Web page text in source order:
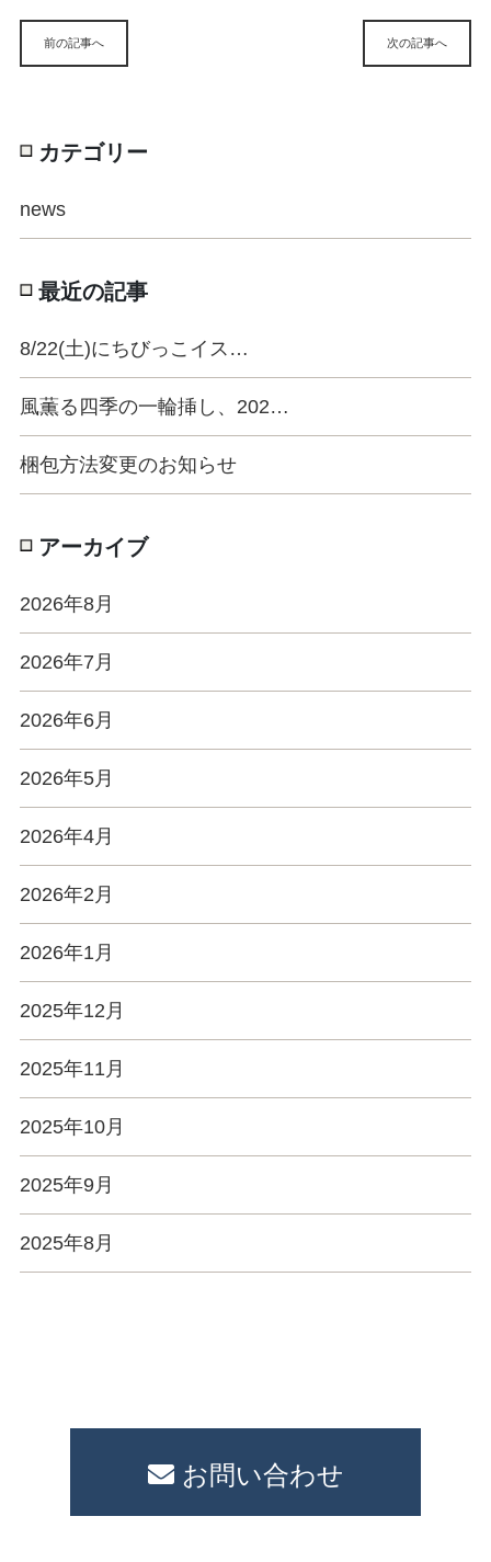
前の記事へ 次の記事へ
カテゴリー
news
最近の記事
8/22(土)にちびっこイス…
風薫る四季の一輪挿し、202…
梱包方法変更のお知らせ
アーカイブ
2026年8月
2026年7月
2026年6月
2026年5月
2026年4月
2026年2月
2026年1月
2025年12月
2025年11月
2025年10月
2025年9月
2025年8月
お問い合わせ